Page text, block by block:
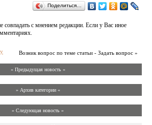
Поделиться…
совпадать с мнением редакции. Если у Вас иное
Возник вопрос по теме статьи - Задать вопрос »
« Предыдущая новость «
» Архив категории «
» Следующая новость »